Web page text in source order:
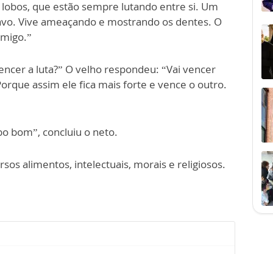
que estão sempre lutando entre si. Um
Vive ameaçando e mostrando os dentes. O
a luta?” O velho respondeu: “Vai vencer
assim ele fica mais forte e vence o outro.
bom”, concluiu o neto.
alimentos, intelectuais, morais e religiosos.